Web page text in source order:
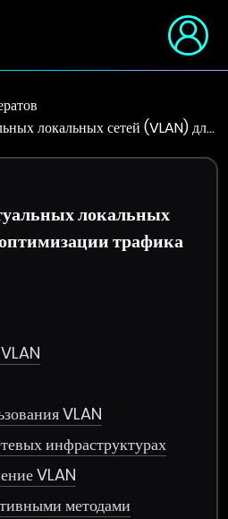
локальных сетей (VLAN) дл…
локальных
трафика
VLAN
инфраструктурах
VLAN
методами